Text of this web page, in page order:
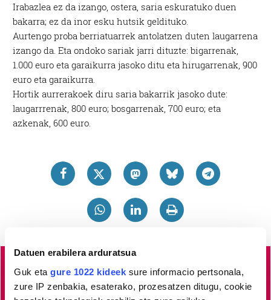
Datuen erabilera arduratsua
Guk eta gure 1022 kideek sure informacio pertsonala,
zure IP zenbakia, esaterako, prozesatzen ditugu, cookie
Irabazlea ez da izango, ostera, saria eskuratuko duen
bakarra; ez da inor esku hutsik geldituko.
Aurtengo proba berriatuarrek antolatzen duten laugarrena
izango da. Eta ondoko sariak jarri dituzte: bigarrenak,
1.000 euro eta garaikurra jasoko ditu eta hirugarrenak, 900
euro eta garaikurra.
Hortik aurrerakoek diru saria bakarrik jasoko dute:
laugarrrenak, 800 euro; bosgarrenak, 700 euro; eta
azkenak, 600 euro.
Lea-Artibai eta Mutrikukoalbisteak euskaraz, libre eta
kalitatez
jaso nahi dituzu?Horretarako zure babesa